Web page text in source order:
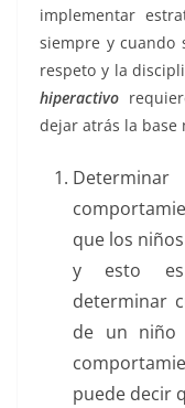
implementar
siempre y cuando
respeto y la
hiperactivo
dejar atrás la base
que los
y esto es
determinar
de un niño
puede decir